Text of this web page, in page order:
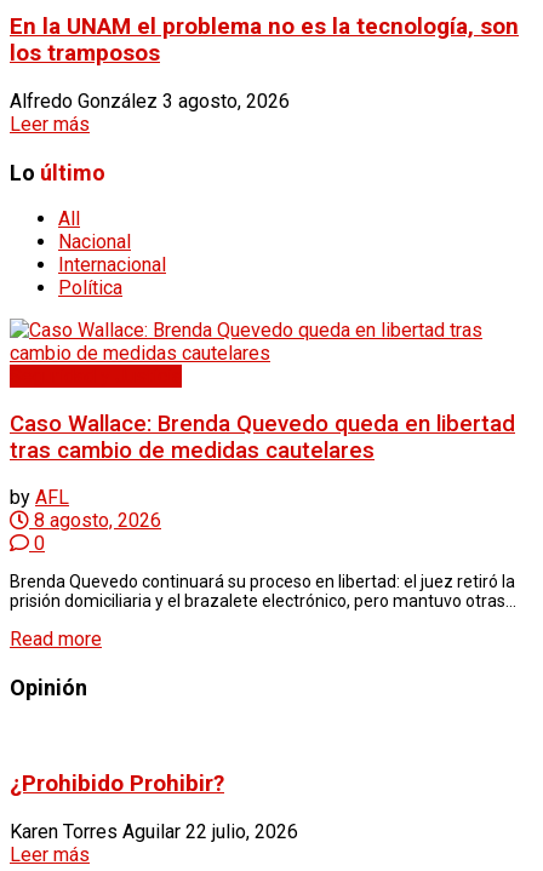
En la UNAM el problema no es la tecnología, son
los tramposos
Alfredo González 3 agosto, 2026
Leer más
Lo último
All
Nacional
Internacional
Política
Caso Wallace: Brenda Quevedo queda en libertad
tras cambio de medidas cautelares
by AFL
8 agosto, 2026
0
Brenda Quevedo continuará su proceso en libertad: el juez retiró la
prisión domiciliaria y el brazalete electrónico, pero mantuvo otras...
Read more
Opinión
¿Prohibido Prohibir?
Karen Torres Aguilar 22 julio, 2026
Leer más